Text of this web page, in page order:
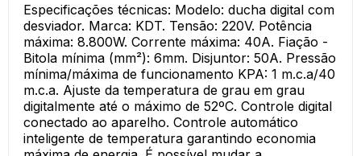
Especificações técnicas: Modelo: ducha digital com
desviador. Marca: KDT. Tensão: 220V. Potência
máxima: 8.800W. Corrente máxima: 40A. Fiação -
Bitola mínima (mm²): 6mm. Disjuntor: 50A. Pressão
mínima/máxima de funcionamento KPA: 1 m.c.a/40
m.c.a. Ajuste da temperatura de grau em grau
digitalmente até o máximo de 52ºC. Controle digital
conectado ao aparelho. Controle automático
inteligente de temperatura garantindo economia